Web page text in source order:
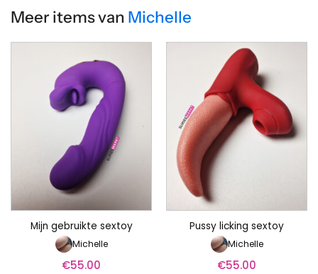
Meer items van Michelle
Mijn gebruikte sextoy
Michelle
€55.00
Pussy licking sextoy
Michelle
€55.00